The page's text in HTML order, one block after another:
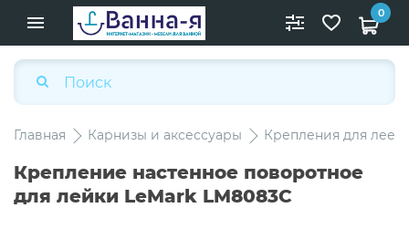
0
Главная Карнизы и аксессуары Крепления для леек
Крепление настенное поворотное
для лейки LeMark LM8083C